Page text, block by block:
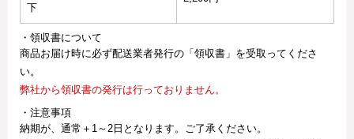
下
・領収書について
商品お届け時に必ず配送業者発行の「領収書」を受取ってくださ
い。
弊社から領収書の発行は行っておりません。
・注意事項
納期が、通常＋1～2日となります。ご了承ください。